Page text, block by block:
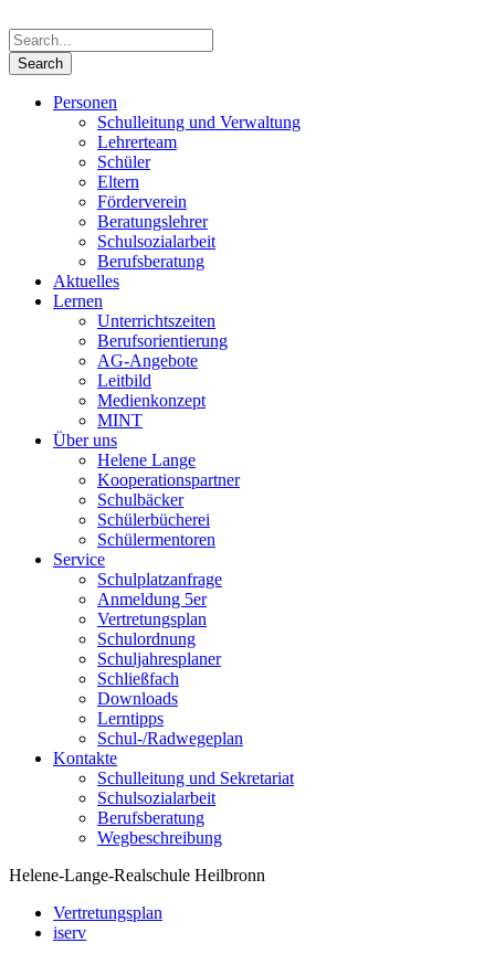
Personen
Schulleitung und Verwaltung
Lehrerteam
Schüler
Eltern
Förderverein
Beratungslehrer
Schulsozialarbeit
Berufsberatung
Aktuelles
Lernen
Unterrichtszeiten
Berufsorientierung
AG-Angebote
Leitbild
Medienkonzept
MINT
Über uns
Helene Lange
Kooperationspartner
Schulbäcker
Schülerbücherei
Schülermentoren
Service
Schulplatzanfrage
Anmeldung 5er
Vertretungsplan
Schulordnung
Schuljahresplaner
Schließfach
Downloads
Lerntipps
Schul-/Radwegeplan
Kontakte
Schulleitung und Sekretariat
Schulsozialarbeit
Berufsberatung
Wegbeschreibung
Helene-Lange-Realschule Heilbronn
Vertretungsplan
iserv